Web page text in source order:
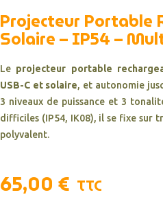
Projecteur Portable
Solaire – IP54 –
Le projecteur portable
USB-C et solaire, et autonomie
3 niveaux de puissance et 3
difficiles (IP54, IK08), il se fixe sur
polyvalent.
65,00 € TTC